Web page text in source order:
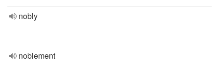
nobly
noblement